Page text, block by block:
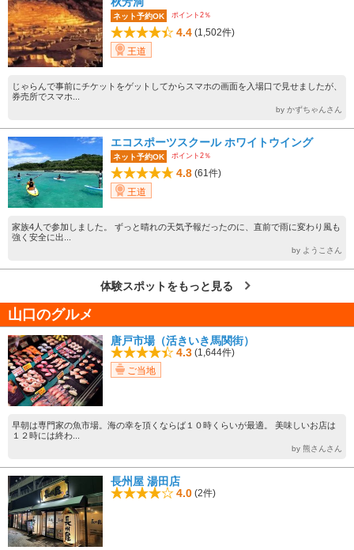
ネット予約OK ポイント2％
4.4 (1,502件)
王道
じゃらんで事前にチケットをゲットしてからスマホの画面を入場口で見せましたが、
券売所でスマホ...
by かずちゃんさん
エコスポーツスクール ホワイトウイング
ネット予約OK ポイント2％
4.8 (61件)
王道
家族4人で参加しました。 ずっと晴れの天気予報だったのに、直前で雨に変わり風も
強く安全に出...
by ようこさん
体験スポットをもっと見る
山口のグルメ
唐戸市場（活きいき馬関街）
4.3 (1,644件)
ご当地
早朝は専門家の魚市場。海の幸を頂くならば１０時くらいが最適。 美味しいお店は
１２時には終わ...
by 熊さんさん
長州屋 湯田店
4.0 (2件)